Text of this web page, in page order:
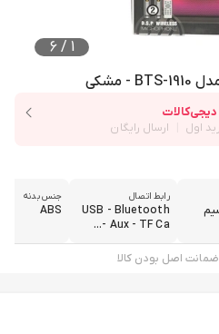
1
/
6
رابط اتصال
USB - Bluetooth
- Aux - TF Ca...
جنس بدنه
ABS
ضمانت اصل بودن کالا